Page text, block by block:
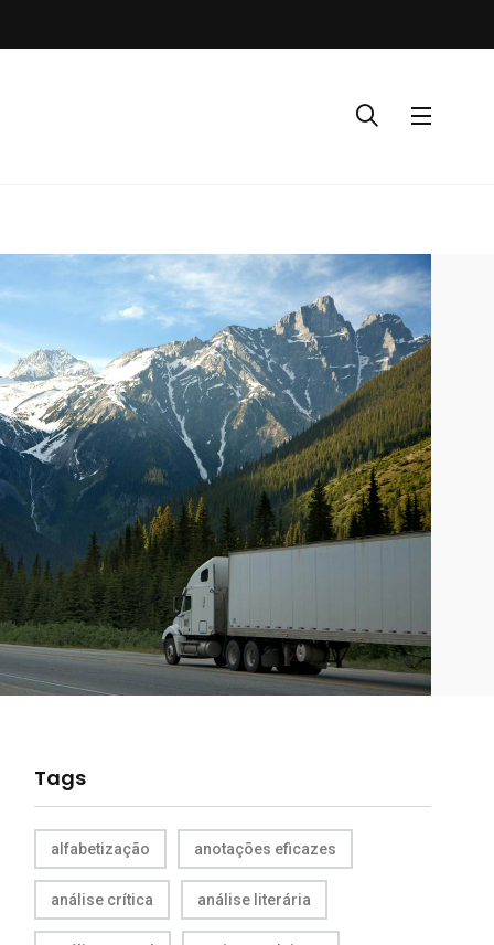
Tags
alfabetização anotações eficazes
análise crítica análise literária